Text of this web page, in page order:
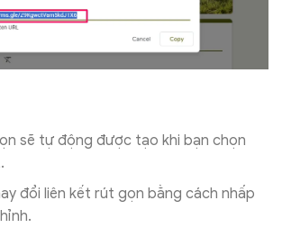
sẽ tự động được tạo khi bạn chọn
đổi liên kết rút gọn bằng cách nhấp